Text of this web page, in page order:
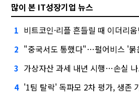
많이 본 IT성장기업 뉴스
1 비트코인·리플 흔들릴 때 이더리
2 "중국서도 통했다"…펄어비스 '붉
3 가상자산 과세 내년 시행…손실
4 '1팀 탈락' 독파모 2차 평가, 생존